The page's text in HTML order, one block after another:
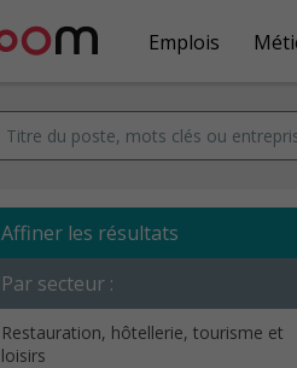
Emplois
Affiner les résultats
Par secteur :
Restauration, hôtellerie, tourisme et
loisirs